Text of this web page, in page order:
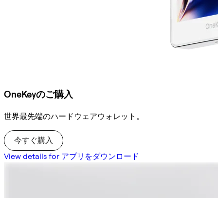
OneKeyのご購入
世界最先端のハードウェアウォレット。
今すぐ購入
View details for アプリをダウンロード